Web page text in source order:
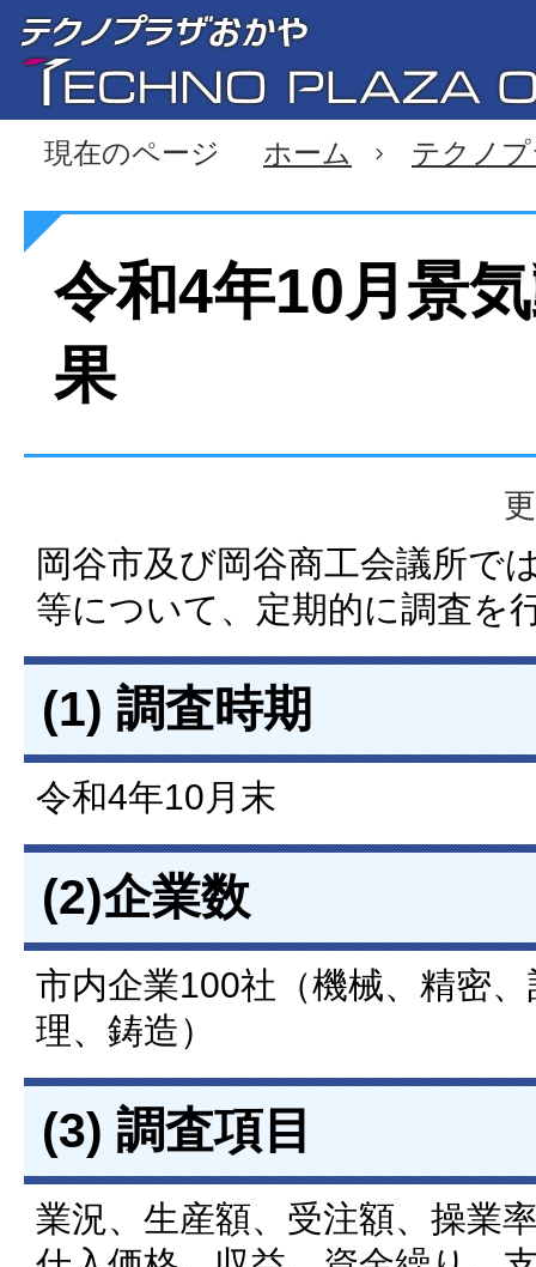
現在のページ ホーム テクノ
令和4年10月景
果
岡谷市及び岡谷商工会議所で
等について、定期的に調査を
(1) 調査時期
令和4年10月末
(2)企業数
市内企業100社（機械、精密
理、鋳造）
(3) 調査項目
業況、生産額、受注額、操業